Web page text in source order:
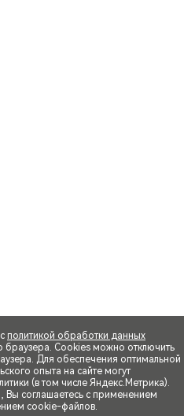
политикой обработки данных
браузера. Cookies можно отключить
Для обеспечения оптимальной
опыта на сайте могут
(в том числе Яндекс.Метрика).
Вы соглашаетесь с применением
cookie-файлов.